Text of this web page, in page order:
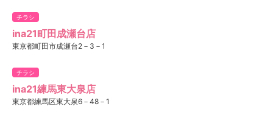
チラシ
ina21町田成瀬台店
東京都町田市成瀬台2－3－1
チラシ
ina21練馬東大泉店
東京都練馬区東大泉6－48－1